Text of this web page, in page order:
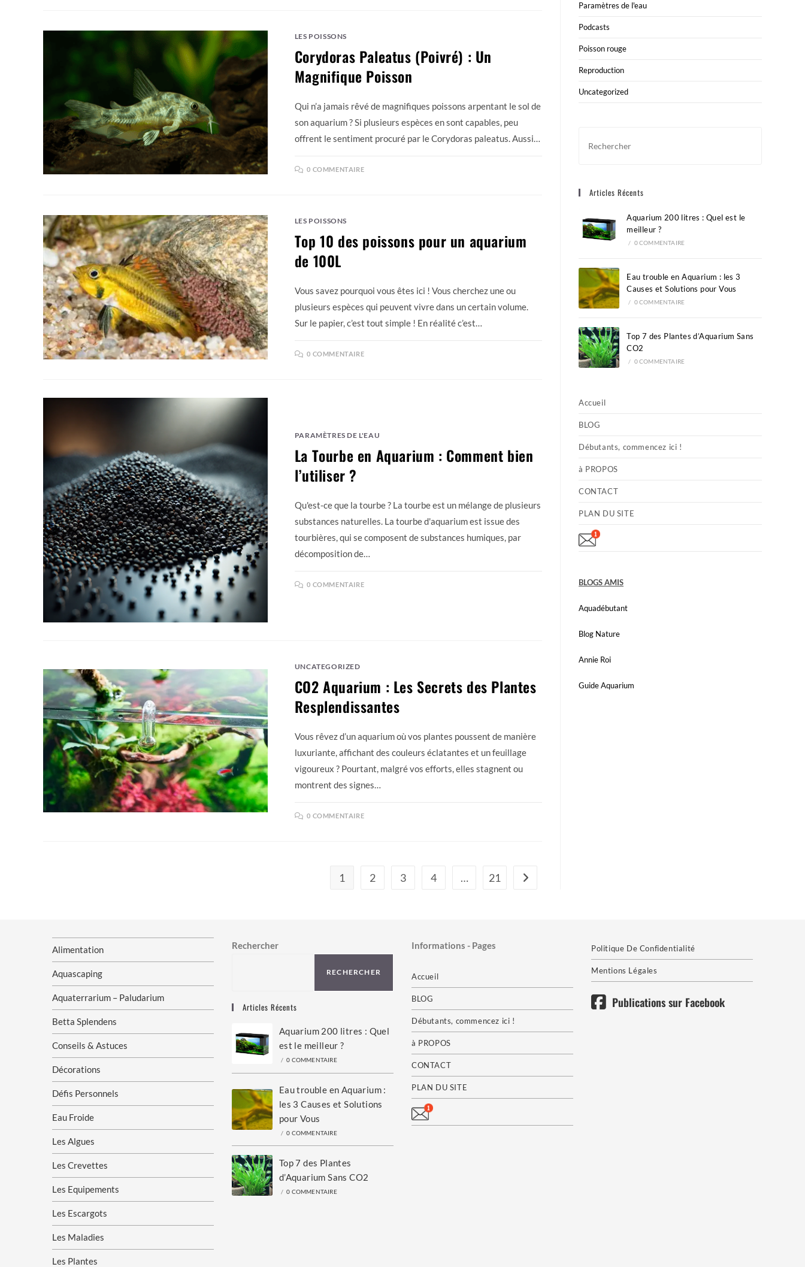
LES POISSONS
Corydoras Paleatus (Poivré) : Un
Magnifique Poisson
Qui n’a jamais rêvé de magnifiques poissons arpentant le sol de
son aquarium ? Si plusieurs espèces en sont capables, peu
offrent le sentiment procuré par le Corydoras paleatus. Aussi…
0 COMMENTAIRE
LES POISSONS
Top 10 des poissons pour un aquarium
de 100L
Vous savez pourquoi vous êtes ici ! Vous cherchez une ou
plusieurs espèces qui peuvent vivre dans un certain volume.
Sur le papier, c’est tout simple ! En réalité c’est…
0 COMMENTAIRE
PARAMÈTRES DE L'EAU
La Tourbe en Aquarium : Comment bien
l’utiliser ?
Qu'est-ce que la tourbe ? La tourbe est un mélange de plusieurs
substances naturelles. La tourbe d'aquarium est issue des
tourbières, qui se composent de substances humiques, par
décomposition de…
0 COMMENTAIRE
UNCATEGORIZED
CO2 Aquarium : Les Secrets des Plantes
Resplendissantes
Vous rêvez d’un aquarium où vos plantes poussent de manière
luxuriante, affichant des couleurs éclatantes et un feuillage
vigoureux ? Pourtant, malgré vos efforts, elles stagnent ou
montrent des signes…
0 COMMENTAIRE
1 2 3 4 … 21 Aller à la page suivante
Paramètres de l'eau
Podcasts
Poisson rouge
Reproduction
Uncategorized
Articles Récents
Aquarium 200 litres : Quel est le
meilleur ?
/ 0 COMMENTAIRE
Eau trouble en Aquarium : les 3
Causes et Solutions pour Vous
/ 0 COMMENTAIRE
Top 7 des Plantes d’Aquarium Sans
CO2
/ 0 COMMENTAIRE
Accueil
BLOG
Débutants, commencez ici !
à PROPOS
CONTACT
PLAN DU SITE
BLOGS AMIS
Aquadébutant
Blog Nature
Annie Roi
Guide Aquarium
Alimentation
Aquascaping
Aquaterrarium – Paludarium
Betta Splendens
Conseils & Astuces
Décorations
Défis Personnels
Eau Froide
Les Algues
Les Crevettes
Les Equipements
Les Escargots
Les Maladies
Les Plantes
Rechercher
RECHERCHER
Articles Récents
Aquarium 200 litres : Quel
est le meilleur ?
/ 0 COMMENTAIRE
Eau trouble en Aquarium :
les 3 Causes et Solutions
pour Vous
/ 0 COMMENTAIRE
Top 7 des Plantes
d’Aquarium Sans CO2
/ 0 COMMENTAIRE
Informations - Pages
Accueil
BLOG
Débutants, commencez ici !
à PROPOS
CONTACT
PLAN DU SITE
Politique De Confidentialité
Mentions Légales
Publications sur Facebook